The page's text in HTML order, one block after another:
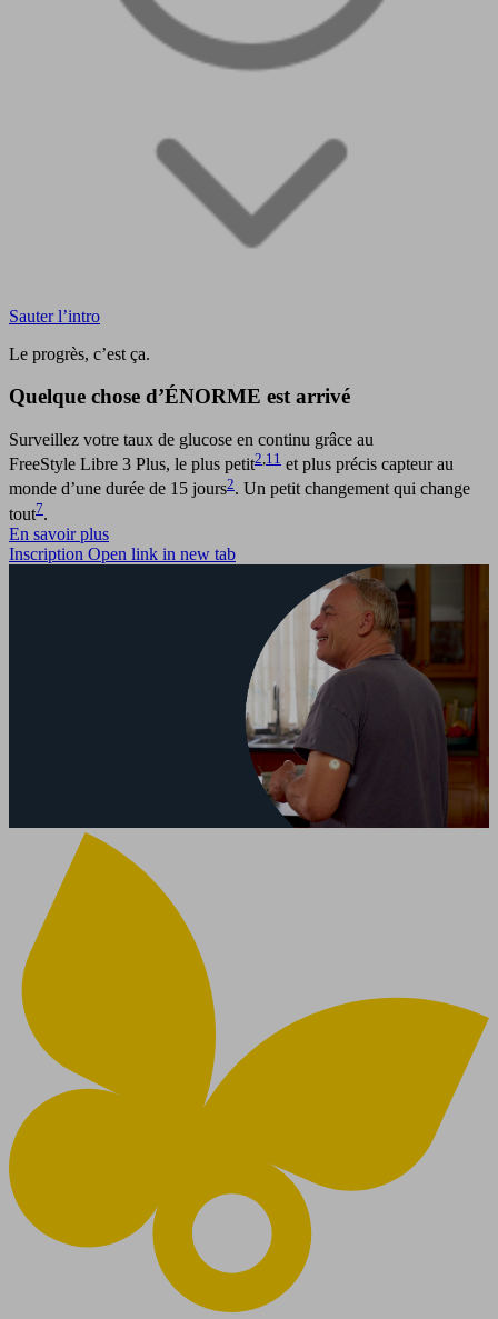
Sauter l’intro
Le progrès, c’est ça.
Quelque chose d’ÉNORME est arrivé
Surveillez votre taux de glucose en continu grâce au
FreeStyle Libre 3 Plus, le plus petit2,11 et plus précis capteur au
monde d’une durée de 15 jours2. Un petit changement qui change
tout7.
En savoir plus
Inscription Open link in new tab